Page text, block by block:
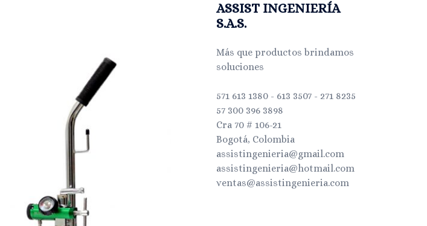
ASSIST INGENIERÍA
S.A.S.
Más que productos brindamos
soluciones
571 613 1380 - 613 3507 - 271 8235
57 300 396 3898
Cra 70 # 106-21
Bogotá, Colombia
assistingenieria@gmail.com
assistingenieria@hotmail.com
ventas@assistingenieria.com